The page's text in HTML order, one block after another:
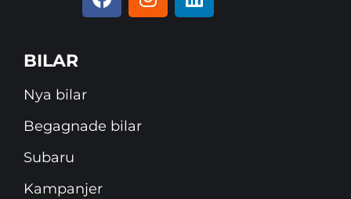
BILAR
Nya bilar
Begagnade bilar
Subaru
Kampanjer